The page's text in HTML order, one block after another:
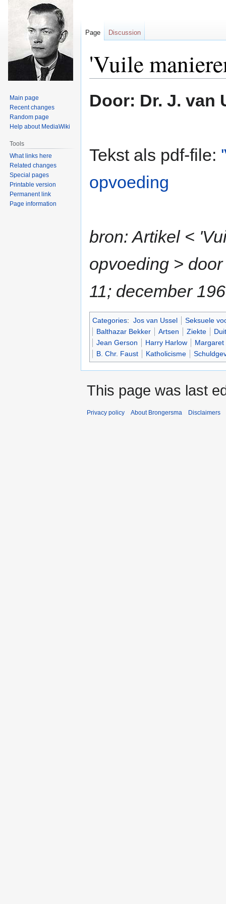
'Vuile
toto
Door: Dr. J. van
Tekst als pdf-file:
opvoeding
bron: Artikel <
opvoeding >
11; december
Categories: Jos van Ussel
Seksuele
Balthazar Bekker
Artsen Ziekte
Jean Gerson
Harry Harlow
Margaret
B. Chr. Faust
Katholicisme
Page Discussion
Main page
Recent changes
Random page
Help about MediaWiki
Tools
What links here
Related changes
Special pages
Printable version
Permanent link
Page information
This page was last
Privacy policy About Brongersma Disclaimers